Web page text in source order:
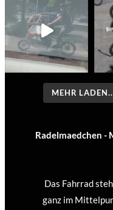
MEHR
Radelmaedchen -
Das Fahrrad
ganz im